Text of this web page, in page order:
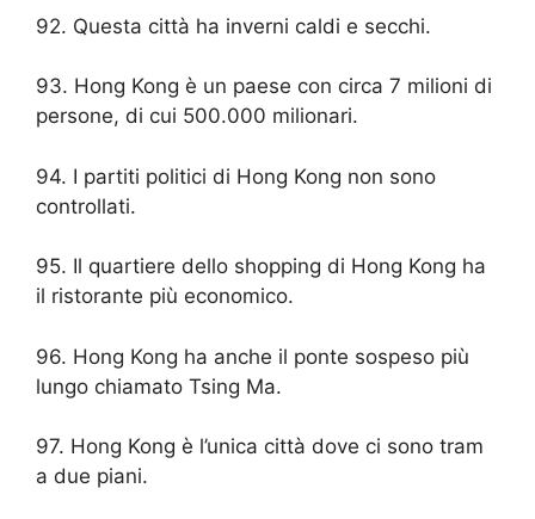
92. Questa città ha inverni caldi e secchi.
93. Hong Kong è un paese con circa 7 milioni di
persone, di cui 500.000 milionari.
94. I partiti politici di Hong Kong non sono
controllati.
95. Il quartiere dello shopping di Hong Kong ha
il ristorante più economico.
96. Hong Kong ha anche il ponte sospeso più
lungo chiamato Tsing Ma.
97. Hong Kong è l’unica città dove ci sono tram
a due piani.